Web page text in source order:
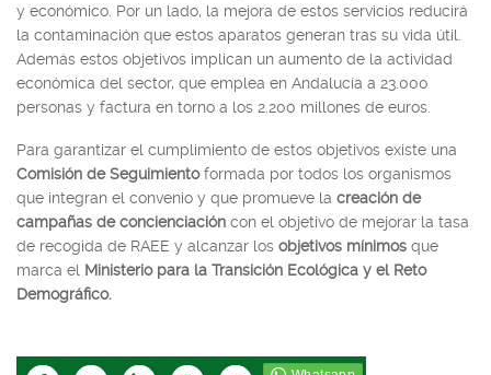
y económico. Por un lado, la mejora de estos servicios reducirá
la contaminación que estos aparatos generan tras su vida útil.
Además estos objetivos implican un aumento de la actividad
económica del sector, que emplea en Andalucía a 23.000
personas y factura en torno a los 2.200 millones de euros.
Para garantizar el cumplimiento de estos objetivos existe una
Comisión de Seguimientoformada por todos los organismos
que integran el convenio y que promueve la creación de
campañas de concienciación con el objetivo de mejorar la tasa
de recogida de RAEE y alcanzar los objetivos mínimos que
marca el Ministerio para la Transición Ecológica y el Reto
Demográfico.